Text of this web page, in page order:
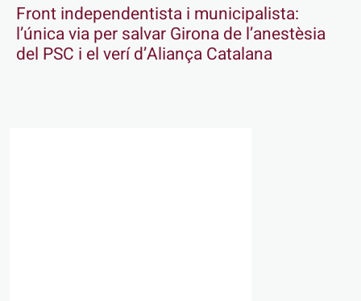
Front independentista i municipalista:
l’única via per salvar Girona de l’anestèsia
del PSC i el verí d’Aliança Catalana